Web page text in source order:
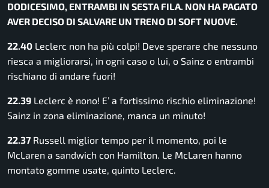
DODICESIMO, ENTRAMBI IN SESTA FILA. NON HA PAGATO
AVER DECISO DI SALVARE UN TRENO DI SOFT NUOVE.
22.40 Leclerc non ha più colpi! Deve sperare che nessuno
riesca a migliorarsi, in ogni caso o lui, o Sainz o entrambi
rischiano di andare fuori!
22.39 Leclerc è nono! E’ a fortissimo rischio eliminazione!
Sainz in zona eliminazione, manca un minuto!
22.37 Russell miglior tempo per il momento, poi le
McLaren a sandwich con Hamilton. Le McLaren hanno
montato gomme usate, quinto Leclerc.